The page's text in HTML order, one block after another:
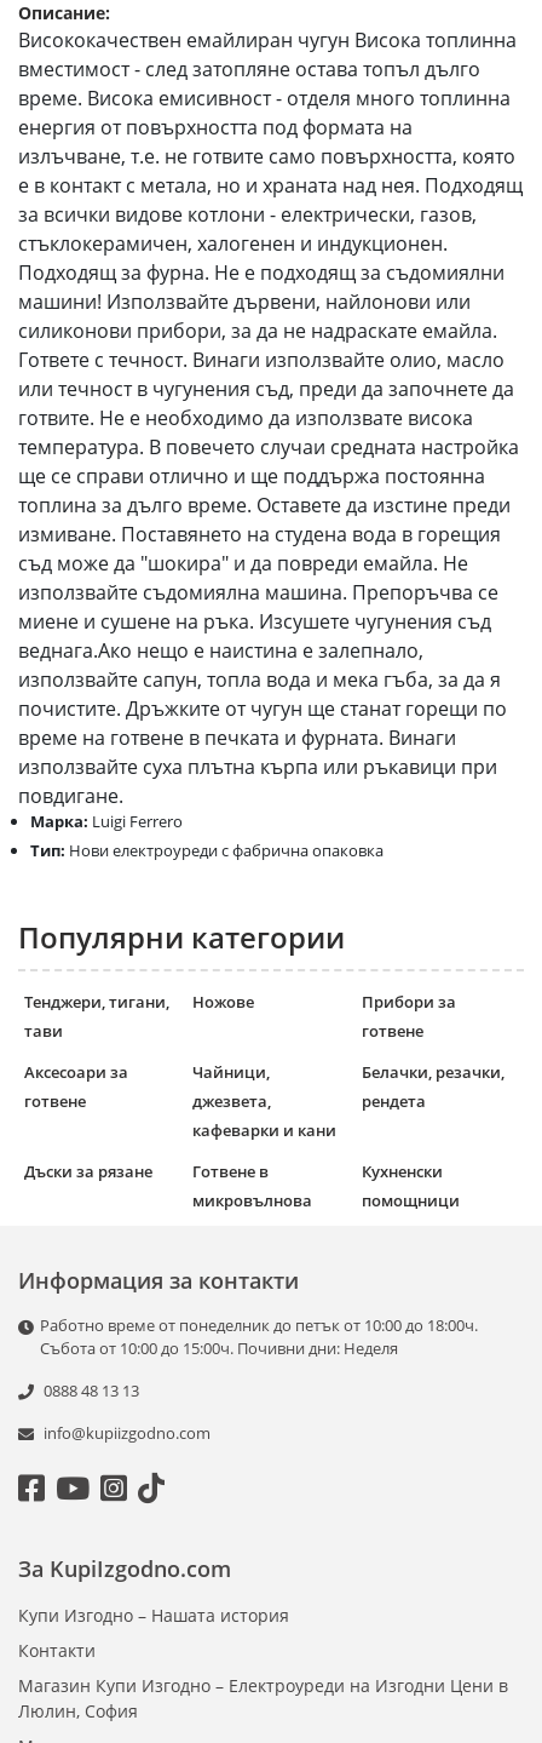
Описание:
Висококачествен емайлиран чугун Висока топлинна
вместимост - след затопляне остава топъл дълго
време. Висока емисивност - отделя много топлинна
енергия от повърхността под формата на
излъчване, т.е. не готвите само повърхността, която
е в контакт с метала, но и храната над нея. Подходящ
за всички видове котлони - електрически, газов,
стъклокерамичен, халогенен и индукционен.
Подходящ за фурна. Не е подходящ за съдомиялни
машини! Използвайте дървени, найлонови или
силиконови прибори, за да не надраскате емайла.
Гответе с течност. Винаги използвайте олио, масло
или течност в чугунения съд, преди да започнете да
готвите. Не е необходимо да използвате висока
температура. В повечето случаи средната настройка
ще се справи отлично и ще поддържа постоянна
топлина за дълго време. Оставете да изстине преди
измиване. Поставянето на студена вода в горещия
съд може да "шокира" и да повреди емайла. Не
използвайте съдомиялна машина. Препоръчва се
миене и сушене на ръка. Изсушете чугунения съд
веднага.Ако нещо е наистина е залепнало,
използвайте сапун, топла вода и мека гъба, за да я
почистите. Дръжките от чугун ще станат горещи по
време на готвене в печката и фурната. Винаги
използвайте суха плътна кърпа или ръкавици при
повдигане.
Марка: Luigi Ferrero
Тип: Нови електроуреди с фабрична опаковка
Популярни категории
Тенджери, тигани,
тави
Ножове
Прибори за
готвене
Аксесоари за
готвене
Чайници,
джезвета,
кафеварки и кани
Белачки, резачки,
рендета
Дъски за рязане
Готвене в
микровълнова
Кухненски
помощници
Информация за контакти
Работно време от понеделник до петък от 10:00 до 18:00ч.
Събота от 10:00 до 15:00ч. Почивни дни: Неделя
0888 48 13 13
info@kupiizgodno.com
За KupiIzgodno.com
Купи Изгодно – Нашата история
Контакти
Магазин Купи Изгодно – Електроуреди на Изгодни Цени в
Люлин, София